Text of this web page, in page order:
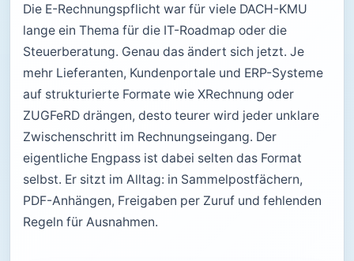
Die E-Rechnungspflicht war für viele DACH-KMU
lange ein Thema für die IT-Roadmap oder die
Steuerberatung. Genau das ändert sich jetzt. Je
mehr Lieferanten, Kundenportale und ERP-Systeme
auf strukturierte Formate wie XRechnung oder
ZUGFeRD drängen, desto teurer wird jeder unklare
Zwischenschritt im Rechnungseingang. Der
eigentliche Engpass ist dabei selten das Format
selbst. Er sitzt im Alltag: in Sammelpostfächern,
PDF-Anhängen, Freigaben per Zuruf und fehlenden
Regeln für Ausnahmen.